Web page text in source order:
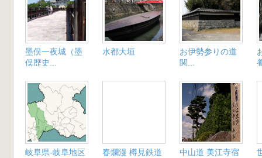
墨俣一夜城（墨
俣歴史...
水都大垣
お伊勢参りの道
関...
岐阜県-岐阜地区
春爛漫 樽見鉄道
中山道 美江寺宿